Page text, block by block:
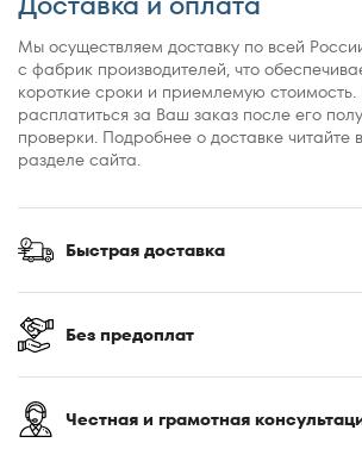
Мы осуществляем доставку по всей
с фабрик производителей, что
короткие сроки и приемлемую
расплатиться за Ваш заказ после его
проверки. Подробнее о доставке читайте
разделе сайта.
Быстрая доставка
Без предоплат
Честная и грамотная